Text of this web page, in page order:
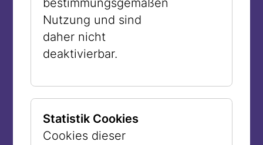
schälen.
Das Gemüse auf einem mit
Backpapier ausgelegten Backblech
rösten, bis es weich ist und die
Ränder leicht gebräunt sind.
Etwas abkühlen lassen und
anschließend die Haut von Paprika
bestimmungsgemäßen
Nutzung und sind
daher nicht
deaktivierbar.
Statistik Cookies
Cookies dieser